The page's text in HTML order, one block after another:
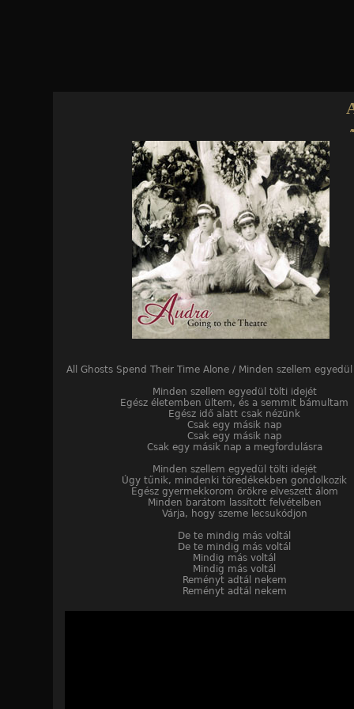
All Ghosts Spend Their Time Alone / Minden szellem
Minden szellem egyedül tölti idejét
Egész életemben ültem, és a semmit bámultam
Egész idő alatt csak nézünk
Csak egy másik nap
Csak egy másik nap
Csak egy másik nap a megfordulásra
Minden szellem egyedül tölti idejét
Úgy tűnik, mindenki töredékekben gondolkozik
Egész gyermekkorom örökre elveszett álom
Minden barátom lassított felvételben
Várja, hogy szeme lecsukódjon
De te mindig más voltál
De te mindig más voltál
Mindig más voltál
Mindig más voltál
Reményt adtál nekem
Reményt adtál nekem